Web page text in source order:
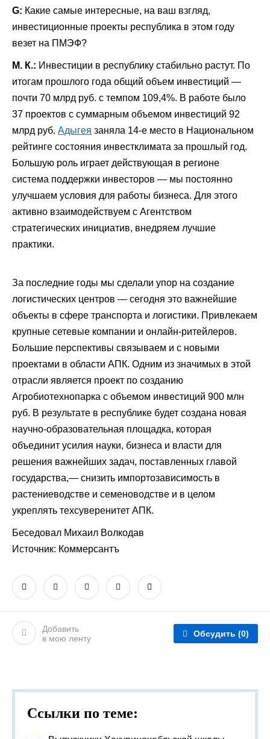
G: Какие самые интересные, на ваш взгляд,
инвестиционные проекты республика в этом году
везет на ПМЭФ?
М. К.: Инвестиции в республику стабильно растут. По
итогам прошлого года общий объем инвестиций —
почти 70 млрд руб. с темпом 109,4%. В работе было
37 проектов с суммарным объемом инвестиций 92
млрд руб. Адыгея заняла 14-е место в Национальном
рейтинге состояния инвестклимата за прошлый год.
Большую роль играет действующая в регионе
система поддержки инвесторов — мы постоянно
улучшаем условия для работы бизнеса. Для этого
активно взаимодействуем с Агентством
стратегических инициатив, внедряем лучшие
практики.
За последние годы мы сделали упор на создание
логистических центров — сегодня это важнейшие
объекты в сфере транспорта и логистики. Привлекаем
крупные сетевые компании и онлайн-ритейлеров.
Большие перспективы связываем и с новыми
проектами в области АПК. Одним из значимых в этой
отрасли является проект по созданию
Агробиотехнопарка с объемом инвестиций 900 млн
руб. В результате в республике будет создана новая
научно-образовательная площадка, которая
объединит усилия науки, бизнеса и власти для
решения важнейших задач, поставленных главой
государства,— снизить импортозависимость в
растениеводстве и семеноводстве и в целом
укреплять техсуверенитет АПК.
Беседовал Михаил Волкодав
Источник: Коммерсантъ
Добавить
в мою ленту
Обсудить (0)
Ссылки по теме: